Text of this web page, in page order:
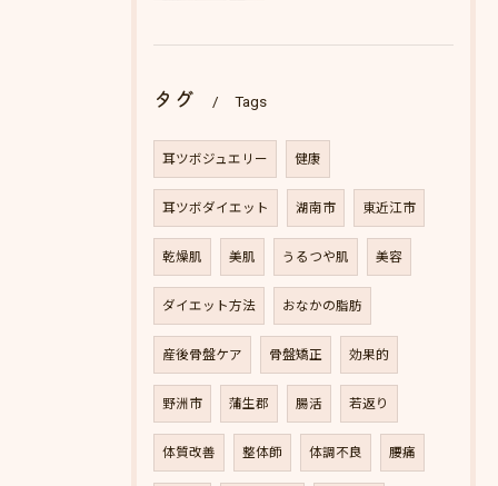
タグ Tags
耳ツボジュエリー 健康
耳ツボダイエット 湖南市 東近江市
乾燥肌 美肌 うるつや肌 美容
ダイエット方法 おなかの脂肪
産後骨盤ケア 骨盤矯正 効果的
野洲市 蒲生郡 腸活 若返り
体質改善 整体師 体調不良 腰痛